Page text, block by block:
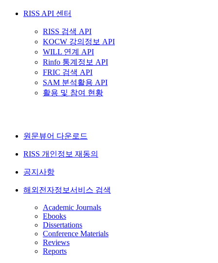
RISS API 센터
RISS 검색 API
KOCW 강의정보 API
WILL 연계 API
Rinfo 통계정보 API
FRIC 검색 API
SAM 분석활용 API
활용 및 참여 현황
원문뷰어 다운로드
RISS 개인정보 재동의
공지사항
해외전자정보서비스 검색
Academic Journals
Ebooks
Dissertations
Conference Materials
Reviews
Reports